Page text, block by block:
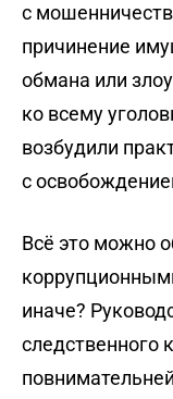
с
причинение
обмана или
ко всему
возбудили
с
Всё это можно
иначе?
следственного